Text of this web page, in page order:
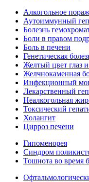
Алкогольное
Аутоиммунный
Болезнь
Боли в правом
Боль в печени
Генетическая
Желтый цвет глаз
Желчнокаменная
Инфекционный
Лекарственный
Неалкогольная
Токсический
Холангит
Цирроз печени
Гипоменорея
Синдром
Тошнота во время